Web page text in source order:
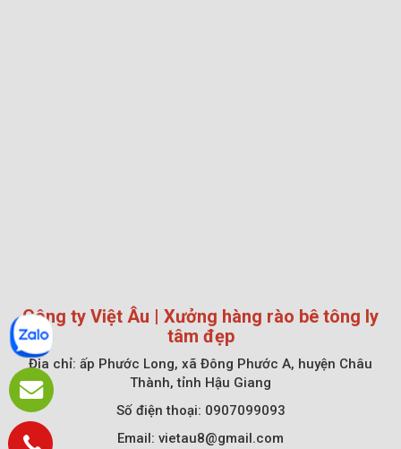
Công ty Việt Âu | Xưởng hàng rào bê tông ly
tâm đẹp
Địa chỉ: ấp Phước Long, xã Đông Phước A, huyện Châu
Thành, tỉnh Hậu Giang
Số điện thoại: 0907099093
Email: vietau8@gmail.com